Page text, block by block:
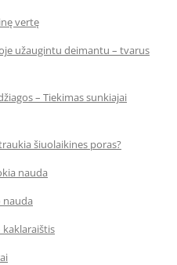
vertę
užaugintu deimantu – tvarus
– Tiekimas sunkiajai
šiuolaikines poras?
nauda